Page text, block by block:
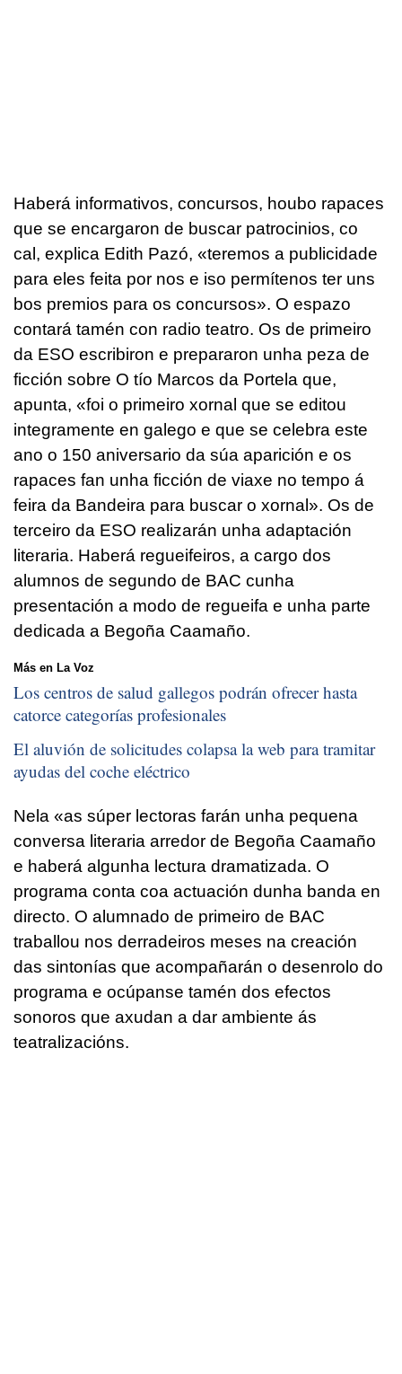
Haberá informativos, concursos, houbo rapaces
que se encargaron de buscar patrocinios, co
cal, explica Edith Pazó, «teremos a publicidade
para eles feita por nos e iso permítenos ter uns
bos premios para os concursos». O espazo
contará tamén con radio teatro. Os de primeiro
da ESO escribiron e prepararon unha peza de
ficción sobre O tío Marcos da Portela que,
apunta, «foi o primeiro xornal que se editou
integramente en galego e que se celebra este
ano o 150 aniversario da súa aparición e os
rapaces fan unha ficción de viaxe no tempo á
feira da Bandeira para buscar o xornal». Os de
terceiro da ESO realizarán unha adaptación
literaria. Haberá regueifeiros, a cargo dos
alumnos de segundo de BAC cunha
presentación a modo de regueifa e unha parte
dedicada a Begoña Caamaño.
Más en La Voz
Los centros de salud gallegos podrán ofrecer hasta
catorce categorías profesionales
El aluvión de solicitudes colapsa la web para tramitar
ayudas del coche eléctrico
Nela «as súper lectoras farán unha pequena
conversa literaria arredor de Begoña Caamaño
e haberá algunha lectura dramatizada. O
programa conta coa actuación dunha banda en
directo. O alumnado de primeiro de BAC
traballou nos derradeiros meses na creación
das sintonías que acompañarán o desenrolo do
programa e ocúpanse tamén dos efectos
sonoros que axudan a dar ambiente ás
teatralizacións.